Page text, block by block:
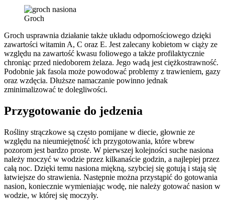
Groch
Groch usprawnia działanie także układu odpornościowego dzięki
zawartości witamin A, C oraz E. Jest zalecany kobietom w ciąży ze
względu na zawartość kwasu foliowego a także profilaktycznie
chroniąc przed niedoborem żelaza. Jego wadą jest ciężkostrawność.
Podobnie jak fasola może powodować problemy z trawieniem, gazy
oraz wzdęcia. Dłuższe namaczanie powinno jednak
zminimalizować te dolegliwości.
Przygotowanie do jedzenia
Rośliny strączkowe są często pomijane w diecie, głownie ze
względu na nieumiejętność ich przygotowania, które wbrew
pozorom jest bardzo proste. W pierwszej kolejności suche nasiona
należy moczyć w wodzie przez kilkanaście godzin, a najlepiej przez
całą noc. Dzięki temu nasiona miękną, szybciej się gotują i stają się
łatwiejsze do strawienia. Następnie można przystąpić do gotowania
nasion, koniecznie wymieniając wodę, nie należy gotować nasion w
wodzie, w której się moczyły.